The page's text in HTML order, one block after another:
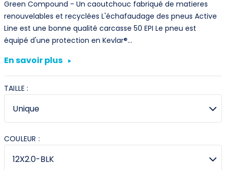
Green Compound - Un caoutchouc fabriqué de matieres
renouvelables et recyclées L'échafaudage des pneus Active
Line est une bonne qualité carcasse 50 EPI Le pneu est
équipé d'une protection en Kevlar®…
En savoir plus
TAILLE :
COULEUR :